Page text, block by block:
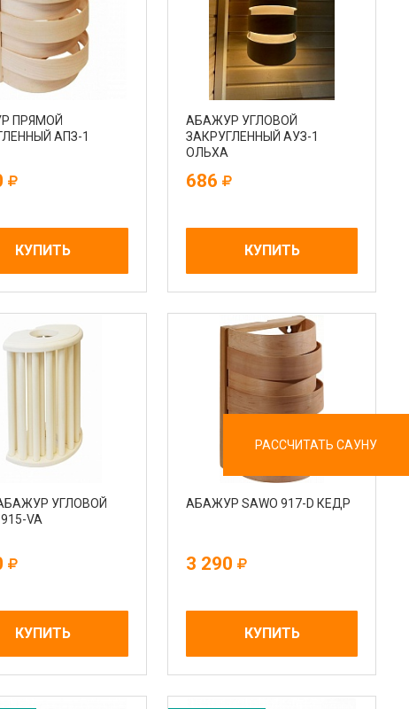
РАССЧИТАТЬ САУНУ
ПРЯМОЙ
АПЗ-1
КУПИТЬ
АБАЖУР УГЛОВОЙ
ЗАКРУГЛЕННЫЙ АУЗ-1
ОЛЬХА
686
КУПИТЬ
УГЛОВОЙ
VA
КУПИТЬ
АБАЖУР SAWO 917-D КЕДР
3 290
КУПИТЬ